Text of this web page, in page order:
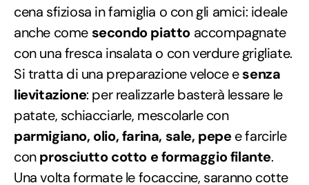
cena sfiziosa in famiglia o con gli amici: ideale
anche come secondo piatto accompagnate
con una fresca insalata o con verdure grigliate.
Si tratta di una preparazione veloce esenza
lievitazione: per realizzarle basterà lessare le
patate, schiacciarle, mescolarle con
parmigiano, olio, farina, sale, pepee farcirle
conprosciutto cotto e formaggio filante.
Una volta formate le focaccine, saranno cotte